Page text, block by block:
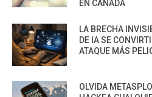
EN CANADÁ
LA BRECHA
DE IA SE
ATAQUE MÁS
OLVIDA